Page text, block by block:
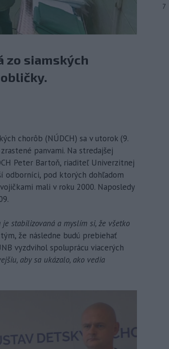
zo siamských
chorôb (NÚDCH) sa v utorok (9.
panvami. Na stredajšej
Peter Bartoň, riaditeľ Univerzitnej
odborníci, pod ktorých dohľadom
mali v roku 2000. Naposledy
stabilizovaná a myslím si, že všetko
že následne budú prebiehať
vyzdvihol spoluprácu viacerých
aby sa ukázalo, ako vedia
7